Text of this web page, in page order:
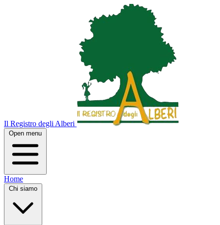
Il Registro degli Alberi
Open menu
Home
Chi siamo